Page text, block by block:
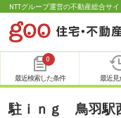
NTTグループ運営の不動産総合サ
0
最近検索した条件 最近見
駐ｉｎｇ 鳥羽駅